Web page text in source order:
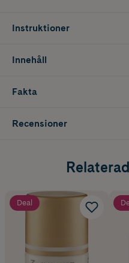
Instruktioner
Innehåll
Fakta
Recensioner
Deal